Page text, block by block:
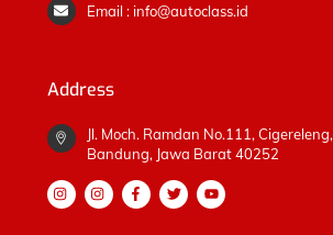
Email : info@autoclass.id
Address
Jl. Moch. Ramdan No.111,
Bandung, Jawa Barat 40252